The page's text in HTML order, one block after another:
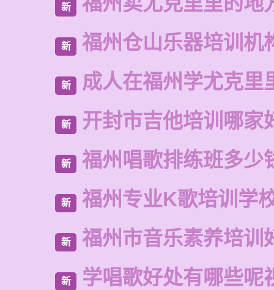
新
新 福州仓山乐器培训机
新 成人在福州学尤克里
新 开封市吉他培训哪家
新 福州唱歌排练班多少
新 福州专业K歌培训学
新 福州市音乐素养培训
新 学唱歌好处有哪些呢